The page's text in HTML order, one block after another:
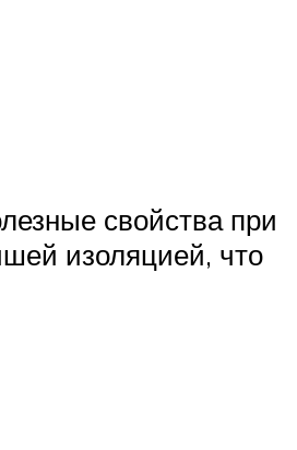
свойства при
изоляцией, что